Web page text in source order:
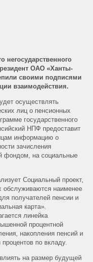
негосударственного
ОАО «Ханты-
своими подписями
взаимодействия.
осуществлять
лиц о пенсионных
государственного
НПФ предоставит
информацию о
зачисления
фондом, на социальные
Социальный проект,
обслуживаются наименее
получателей пенсии и
карта».
линейка
процентной
накопления пенсий и
по вкладу.
на размер будущей